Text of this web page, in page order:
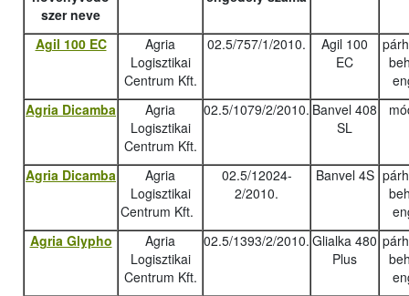
szer neve
Agil 100 EC
Agria
Logisztikai
Centrum Kft.
02.5/757/1/2010.
Agil 100
EC
Agria Dicamba
Agria
Logisztikai
Centrum Kft.
02.5/1079/2/2010. Banvel 408
SL
Agria Dicamba
Agria
Logisztikai
Centrum Kft.
02.5/12024-
2/2010.
Banvel 4S
Agria Glypho
Agria
Logisztikai
Centrum Kft.
02.5/1393/2/2010. Glialka 480
Plus